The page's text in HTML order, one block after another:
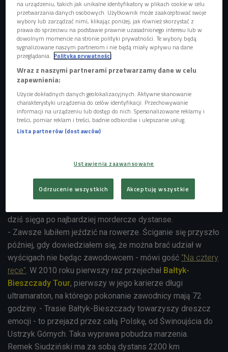
Foto: Glow Images/East News
poniedziałkowym treningu na siłowni, pozostałe dni
sportowiec ćwiczy na rowerze szosowym. Wszystko
przez to, że 10 lat temu zaczął startować w maratonach.
dziś sięga po najbardziej mordercze dystanse.
- Zawsze lubiłem jeździć na rowerze. Ściganie się przyszło
później, gdy dowiedziałem się, że można brać udział w
wyścigach nie będąc zawodowcem - mówi gość "Na cztery
ręce". W 2010 roku pierwszy raz przejechał Bałtyk-
Bieszczady Tour, pierwszy w jego karierze długi
ultramaraton, na którego pokonanie zawodnicy mają 72
godziny. - Trasie Bałtyk-Bieszczady towarzyszy dreszcz
emocji - to przejazd przez całą Polskę, od Świnoujścia do
Ustrzyk Górnych. Taka wyprawa pobudza marzenia.
Remek Siudziński ma za sobą dystans 2200 km
na urządzeniu, takich jak unikalne identyfikatory w plikach cookie w celu
przetwarzania danych osobowych. Użytkownik może zaakceptować swoje
wybory lub zarządzać nimi, klikając poniżej, jak również skorzystać z
prawa do sprzeciwu na podstawie prawnie uzasadnionego interesu lub w
dowolnym momencie na stronie polityki prywatności. Te wybory będą
sygnalizowane naszym partnerom i nie będą miały wpływu na dane
przeglądania. Polityka prywatności
Wraz z naszymi partnerami przetwarzamy dane w celu
zapewnienia:
Użycie dokładnych danych geolokalizacyjnych. Aktywne skanowanie
charakterystyki urządzenia do celów identyfikacji. Przechowywanie
informacji na urządzeniu lub dostęp do nich. Spersonalizowane reklamy i
treści, pomiar reklam i treści, badnie odbiorców i ulepszanie usług.
Lista partnerów (dostawców)
Ustawienia zaawansowane
Odrzucenie wszystkich Akceptuję wszystkie